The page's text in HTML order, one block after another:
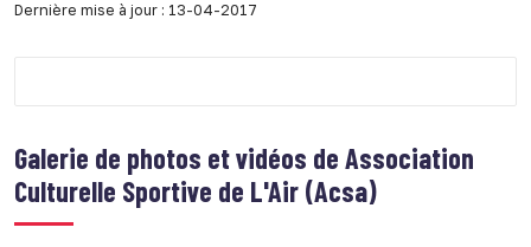
Dernière mise à jour : 13-04-2017
Galerie de photos et vidéos de Association
Culturelle Sportive de L'Air (Acsa)